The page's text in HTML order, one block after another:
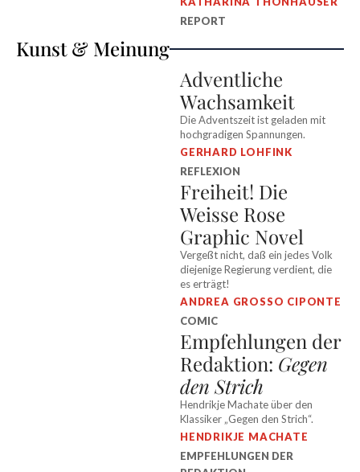
REPORT
Kunst & Meinung
Adventliche
Wachsamkeit
Die Adventszeit ist geladen mit
hochgradigen Spannungen.
GERHARD LOHFINK
REFLEXION
Freiheit! Die
Weisse Rose
Graphic Novel
Vergeßt nicht, daß ein jedes Volk
diejenige Regierung verdient, die
es erträgt!
ANDREA GROSSO CIPONTE
COMIC
Empfehlungen der
Redaktion: Gegen
den Strich
Hendrikje Machate über den
Klassiker „Gegen den Strich“.
HENDRIKJE MACHATE
EMPFEHLUNGEN DER